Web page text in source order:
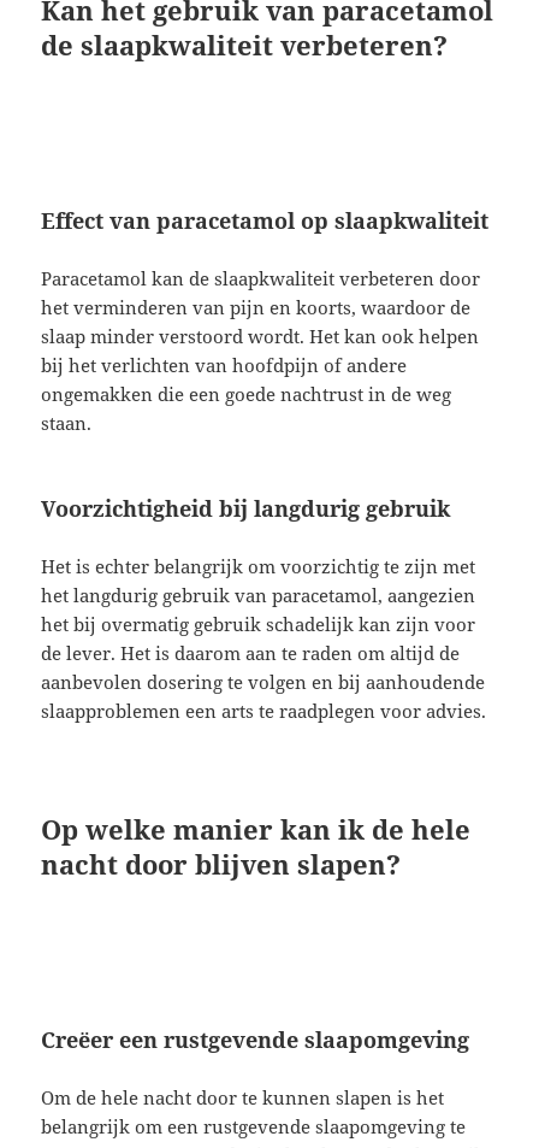
Kan het gebruik van paracetamol
de slaapkwaliteit verbeteren?
Effect van paracetamol op slaapkwaliteit
Paracetamol kan de slaapkwaliteit verbeteren door
het verminderen van pijn en koorts, waardoor de
slaap minder verstoord wordt. Het kan ook helpen
bij het verlichten van hoofdpijn of andere
ongemakken die een goede nachtrust in de weg
staan.
Voorzichtigheid bij langdurig gebruik
Het is echter belangrijk om voorzichtig te zijn met
het langdurig gebruik van paracetamol, aangezien
het bij overmatig gebruik schadelijk kan zijn voor
de lever. Het is daarom aan te raden om altijd de
aanbevolen dosering te volgen en bij aanhoudende
slaapproblemen een arts te raadplegen voor advies.
Op welke manier kan ik de hele
nacht door blijven slapen?
Creëer een rustgevende slaapomgeving
Om de hele nacht door te kunnen slapen is het
belangrijk om een rustgevende slaapomgeving te